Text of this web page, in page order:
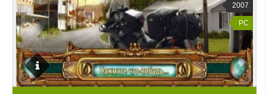
2007
PC